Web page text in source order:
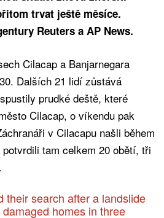
trvat ještě měsíce.
Reuters a AP News.
Cilacap a Banjarnegara
Dalších 21 lidí zůstává
prudké deště, které
Cilacap, o víkendu pak
v Cilacapu našli během
tam celkem 20 obětí, tři
their search after a landslide
homes in three